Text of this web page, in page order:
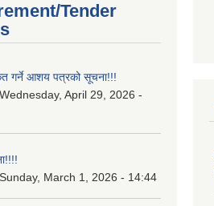
Tender
गर्ने आशय पत्रको सूचना!!!
Wednesday, April 29, 2026 -
Sunday, March 1, 2026 - 14:44